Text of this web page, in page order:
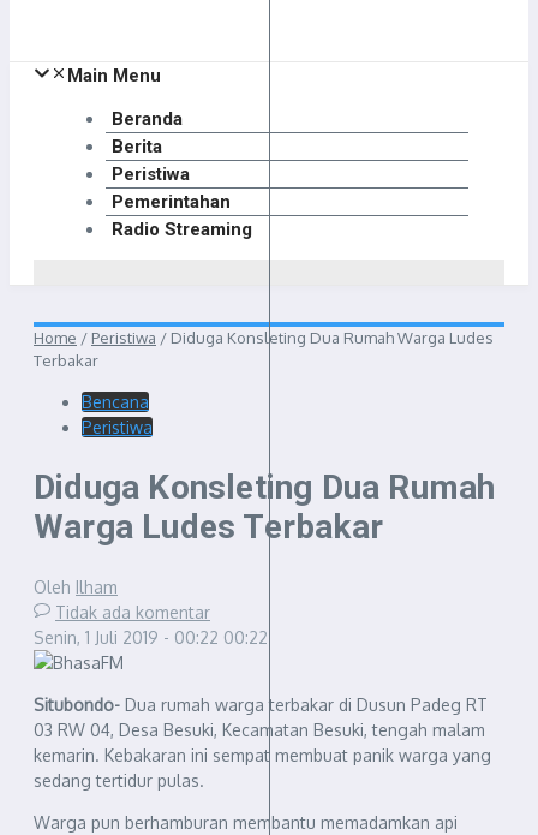
Main Menu
Beranda
Berita
Peristiwa
Pemerintahan
Radio Streaming
Home / Peristiwa / Diduga Konsleting Dua Rumah Warga Ludes
Terbakar
Bencana
Peristiwa
Diduga Konsleting Dua Rumah
Warga Ludes Terbakar
Oleh Ilham
Tidak ada komentar
Senin, 1 Juli 2019 - 00:22 00:22
Situbondo- Dua rumah warga terbakar di Dusun Padeg RT
03 RW 04, Desa Besuki, Kecamatan Besuki, tengah malam
kemarin. Kebakaran ini sempat membuat panik warga yang
sedang tertidur pulas.
Warga pun berhamburan membantu memadamkan api